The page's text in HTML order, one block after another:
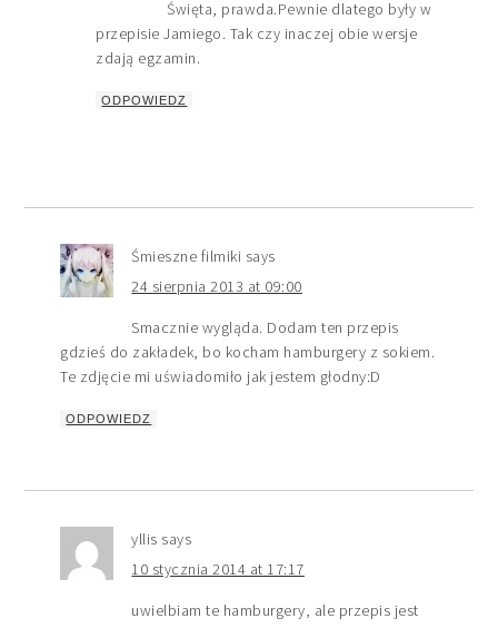
Święta, prawda.Pewnie dlatego były w
przepisie Jamiego. Tak czy inaczej obie wersje
zdają egzamin.
ODPOWIEDZ
Śmieszne filmiki says
24 sierpnia 2013 at 09:00
Smacznie wygląda. Dodam ten przepis
gdzieś do zakładek, bo kocham hamburgery z sokiem.
Te zdjęcie mi uświadomiło jak jestem głodny:D
ODPOWIEDZ
yllis says
10 stycznia 2014 at 17:17
uwielbiam te hamburgery, ale przepis jest